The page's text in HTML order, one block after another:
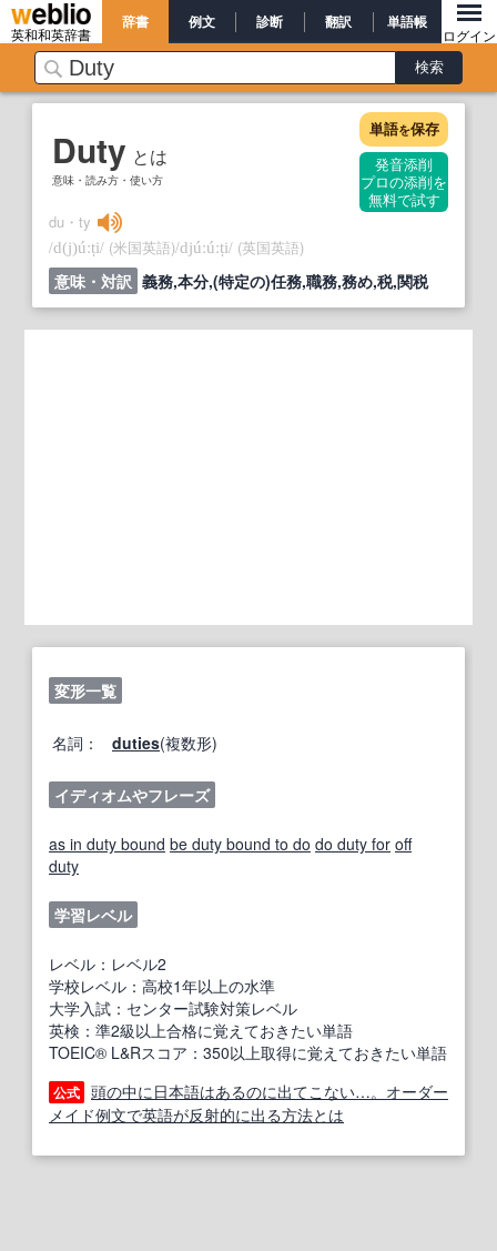
英和和英辞書
辞書 例文 診断 翻訳 単語帳
ログイン
Duty とは
意味・読み方・使い方
単語を保存
発音添削
プロの添削を
無料で試す
du・ty
/d(j)úːṭi/ (米国英語)/djúːúːṭi/ (英国英語)
意味・対訳 義務,本分,(特定の)任務,職務,務め,税,関税
変形一覧
名詞： duties(複数形)
イディオムやフレーズ
as in duty bound be duty bound to do do duty for off
duty
学習レベル
レベル：レベル2
学校レベル：高校1年以上の水準
大学入試：センター試験対策レベル
英検：準2級以上合格に覚えておきたい単語
TOEIC® L&Rスコア：350以上取得に覚えておきたい単語
公式 頭の中に日本語はあるのに出てこない…。オーダー
メイド例文で英語が反射的に出る方法とは